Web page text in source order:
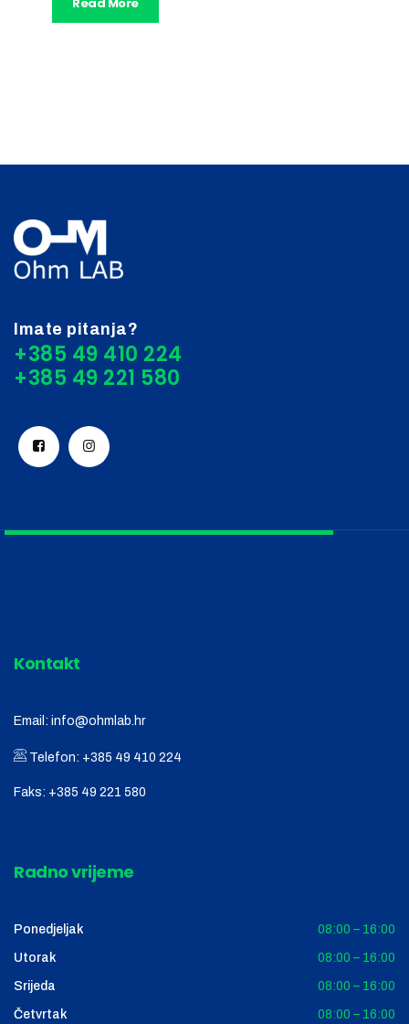
Imate pitanja?
+385 49 410 224
Kontakt
Email: info@ohmlab.hr
Telefon: +385 49 410 224
Faks: +385 49 221 580
Radno vrijeme
Ponedjeljak 08:00 – 16:00
Utorak 08:00 – 16:00
Srijeda 08:00 – 16:00
Četvrtak 08:00 – 16:00